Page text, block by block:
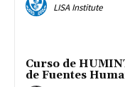
LISA Institute
Curso de
de Fuentes